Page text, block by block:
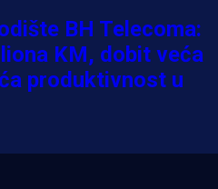
BH Telecoma:
KM, dobit veća
produktivnost u